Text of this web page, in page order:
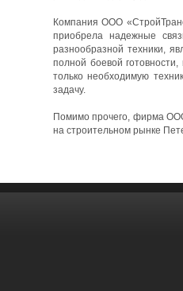
Компания ООО
приобрела надежные
разнообразной техники,
полной боевой
только необходимую
задачу.
Помимо прочего, фирма
на строительном рынке